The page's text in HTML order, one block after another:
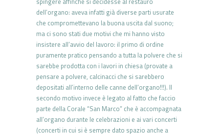
dell’organo: aveva infatti già diverse parti usurate
che compromettevano la buona uscita dal suono;
ma ci sono stati due motivi che mi hanno visto
insistere all’avvio del lavoro: il primo di ordine
puramente pratico pensando a tutta la polvere che si
sarebbe prodotta con i lavori in chiesa (provate a
pensare a polvere, calcinacci che si sarebbero
depositati all’interno delle canne dell’organo!!!). Il
secondo motivo invece è legato al fatto che faccio
parte della Corale “San Marco” che è accompagnata
all’organo durante le celebrazioni e ai vari concerti
(concerti in cui si è sempre dato spazio anche a